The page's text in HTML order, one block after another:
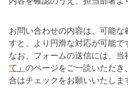
お問い合わせの内容は、可能
すと、より円滑な対応が可能で
なお、フォームの送信には、当
て」 のページをご一読いただ
合はチェックをお願いいたしま